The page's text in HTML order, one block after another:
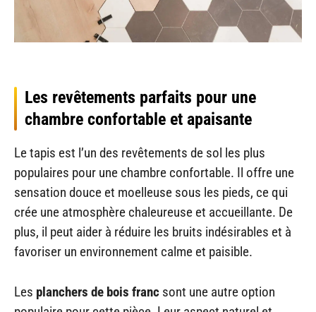
Les revêtements parfaits pour une
chambre confortable et apaisante
Le tapis est l’un des revêtements de sol les plus
populaires pour une chambre confortable. Il offre une
sensation douce et moelleuse sous les pieds, ce qui
crée une atmosphère chaleureuse et accueillante. De
plus, il peut aider à réduire les bruits indésirables et à
favoriser un environnement calme et paisible.
Les planchers de bois franc sont une autre option